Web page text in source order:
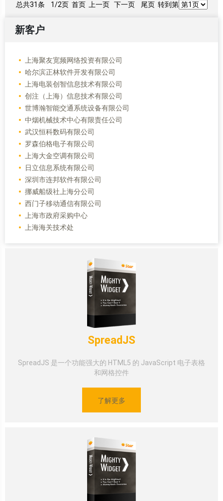
总共31条 1/2页 首页 上一页 下一页 尾页 转到第
新客户
上海聚友宽频网络投资有限公司
哈尔滨正林软件开发有限公司
上海电装创智信息技术有限公司
创注（上海）信息技术有限公司
世博瀚智能交通系统设备有限公司
中烟机械技术中心有限责任公司
武汉恒科数码有限公司
罗森伯格电子有限公司
上海大金空调有限公司
日立信息系统有限公司
深圳市连邦软件有限公司
挪威船级社上海分公司
西门子移动通信有限公司
上海市政府采购中心
上海海关技术处
SpreadJS
SpreadJS 是一个功能强大的 HTML5 的 JavaScript 电子表格
和网格控件
了解更多